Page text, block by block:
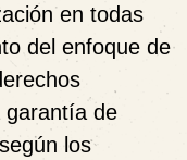
en todas
del enfoque de
garantía de
según los